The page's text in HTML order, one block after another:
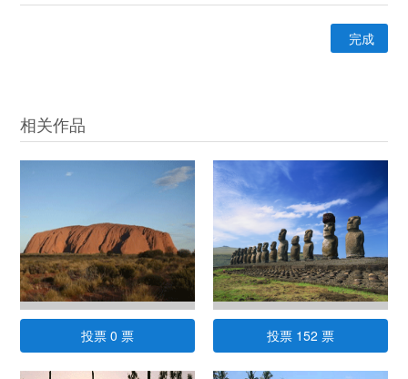
完成
相关作品
投票 0 票 投票 152 票